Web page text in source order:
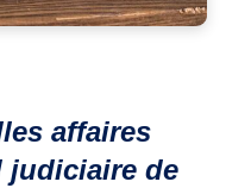
affaires
judiciaire de